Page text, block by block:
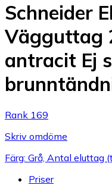
Schneider
Vägguttag
antracit Ej
Rank 169
Skriv omdöme
Färg: Grå, Antal eluttag
Priser